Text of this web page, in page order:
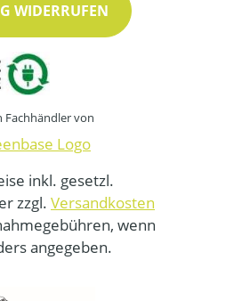
WIDERRUFEN
Fachhändler von
inkl. gesetzl.
zzgl. Versandkosten
wenn
angegeben.